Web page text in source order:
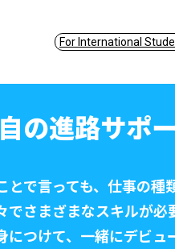
For International
の進路サポ
とで言っても、仕事の種
でさまざまなスキルが必
につけて、一緒にデビュ